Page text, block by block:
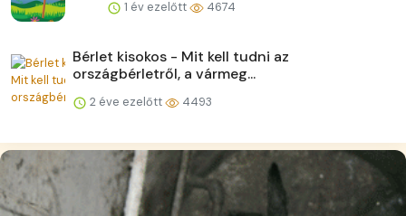
1 év ezelőtt 4674
Bérlet kisokos - Mit kell tudni az
országbérletről, a vármeg...
2 éve ezelőtt 4493